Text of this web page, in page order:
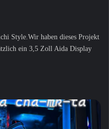
Style.Wir haben dieses Projekt
ein 3,5 Zoll Aida Display